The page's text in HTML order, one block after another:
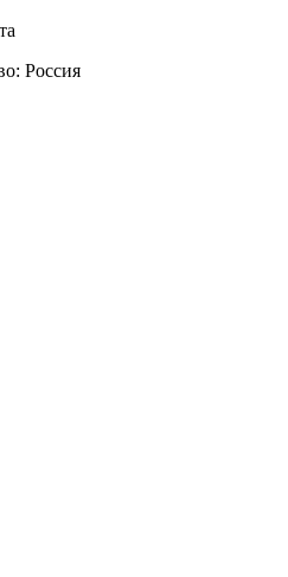
Россия